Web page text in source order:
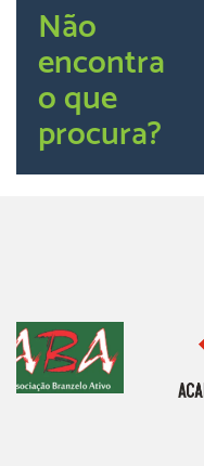
Não
encontra
o que
procura?